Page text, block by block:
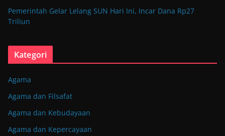
Pemerintah Gelar Lelang SUN Hari Ini, Incar Dana Rp27
Triliun
Kategori
Agama
Agama dan Filsafat
Agama dan Kebudayaan
Agama dan Kepercayaan